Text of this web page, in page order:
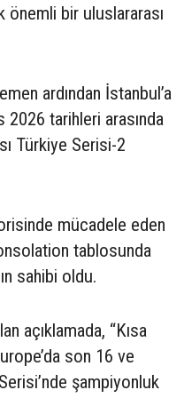
önemli bir uluslararası
ardından İstanbul’a
tarihleri arasında
Türkiye Serisi-2
mücadele eden
tablosunda
sahibi oldu.
açıklamada, “Kısa
son 16 ve
şampiyonluk